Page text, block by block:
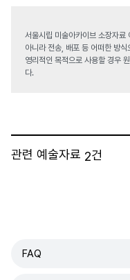
서울시립 미술아카이브 소장자료
아니라 전송, 배포 등 어떠한 방식
영리적인 목적으로 사용할 경우
다.
관련 예술자료 2건
FAQ